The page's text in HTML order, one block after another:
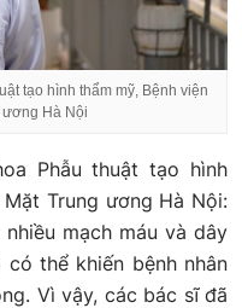
tạo hình thẩm mỹ, Bệnh viện
ương Hà Nội
Phẫu thuật tạo hình
Trung ương Hà Nội:
mạch máu và dây
thể khiến bệnh nhân
Vì vậy, các bác sĩ đã